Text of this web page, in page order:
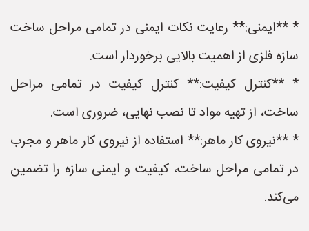
* **ایمنی:** رعایت نکات ایمنی در تمامی مراحل ساخت
سازه فلزی از اهمیت بالایی برخوردار است.
* **کنترل کیفیت:** کنترل کیفیت در تمامی مراحل
ساخت، از تهیه مواد تا نصب نهایی، ضروری است.
* **نیروی کار ماهر:** استفاده از نیروی کار ماهر و مجرب
در تمامی مراحل ساخت، کیفیت و ایمنی سازه را تضمین
می‌کند.